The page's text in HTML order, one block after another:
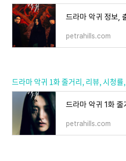
petrahills.com
드라마 악귀 1화 줄거리, 리뷰, 시청률
드라마 악귀 1화
petrahills.com